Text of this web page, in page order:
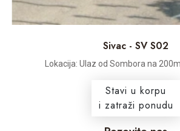
Sivac - SV S02
Lokacija: Ulaz od Sombora na
Stavi u korpu
i zatraži ponudu